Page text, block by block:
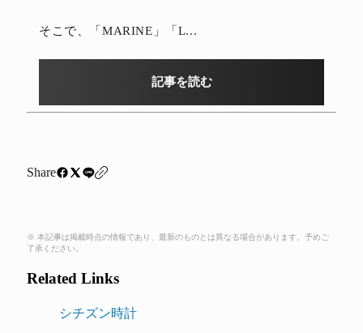
そこで、「MARINE」「L...
記事を読む
Share
※ 本記事は掲載時点の情報であり、最新のものとは異なる場合があります。予めご
了承ください。
Related Links
シチズン時計